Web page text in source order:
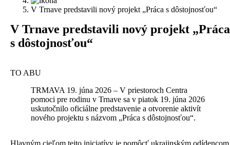
V Trnave predstavili nový projekt „Práca s dôstojnosťou“
V Trnave predstavili nový projekt „Práca
s dôstojnosťou“
TO ABU
TRMAVA 19. júna 2026 – V priestoroch Centra
pomoci pre rodinu v Trnave sa v piatok 19. júna 2026
uskutočnilo oficiálne predstavenie a otvorenie aktivít
nového projektu s názvom „Práca s dôstojnosťou“.
Hlavným cieľom tejto iniciatívy je pomôcť ukrajinským odídencom